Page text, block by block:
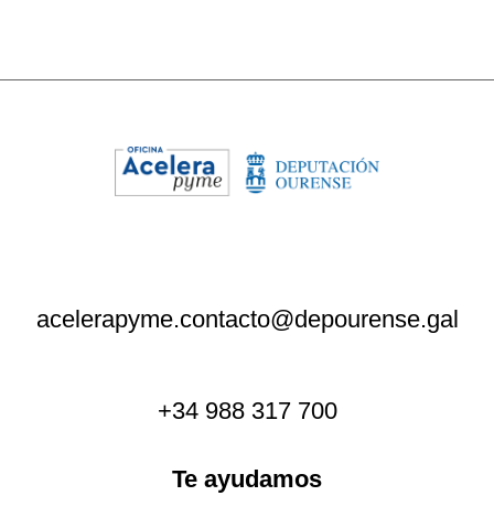
acelerapyme.contacto@depourense.gal
+34 988 317 700
Te ayudamos